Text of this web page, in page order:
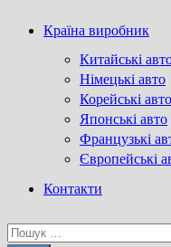
Країна виробник
Китайські
Німецькі авто
Корейські авто
Японські авто
Французькі
Європейські
Контакти
Пошук: